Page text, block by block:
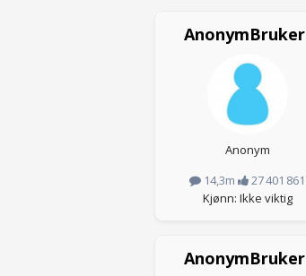
AnonymBruker
Anonym
14,3m
27 401 861
Kjønn: Ikke viktig
AnonymBruker